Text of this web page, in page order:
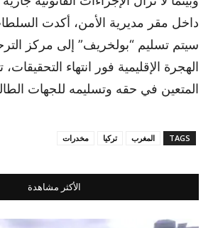
داخل مقر مديرية الأمن، أكدت
سيتم تسليم “بولخريف” إلى مركز
الهجرة الإقليمية فور انتهاء التحقيقات،
المتعين في حقه وتسليمه للجهات
TAGS المغرب تركيا مخدرات
الأكثر مشاهدة